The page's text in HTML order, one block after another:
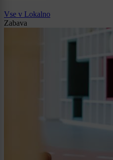
Vse v Lokalno
Zabava